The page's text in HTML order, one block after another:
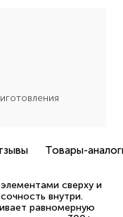
Товары-
сверху и
внутри.
равномерную